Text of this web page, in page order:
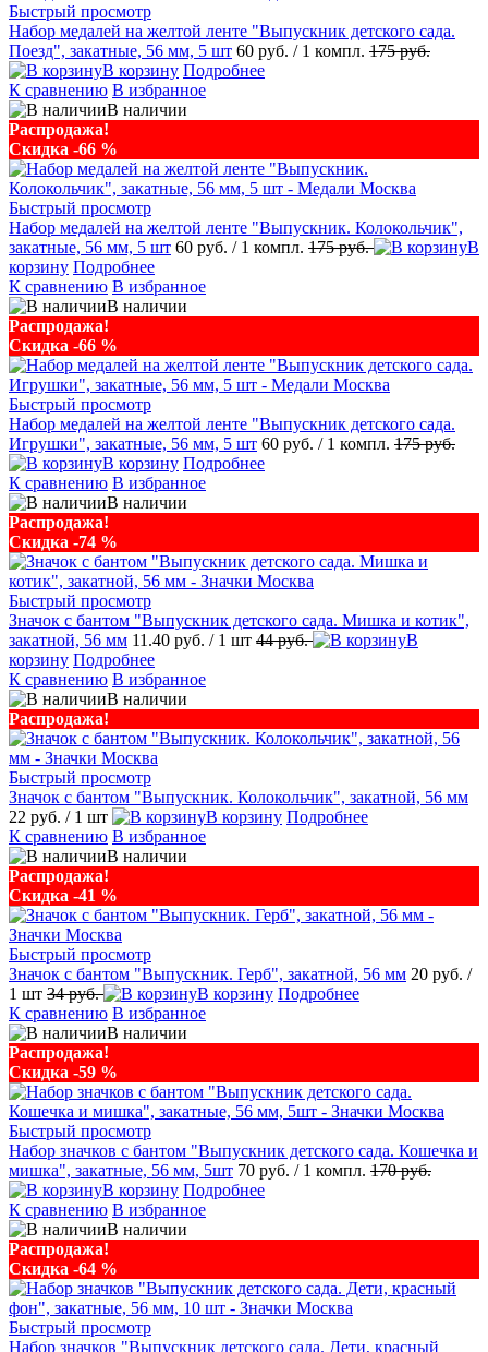
Быстрый просмотр
Набор медалей на желтой ленте "Выпускник детского сада.
Поезд", закатные, 56 мм, 5 шт 60 руб. / 1 компл. 175 руб.
В корзину Подробнее
К сравнению В избранное
В наличии
Распродажа!
Скидка -66 %
Быстрый просмотр
Набор медалей на желтой ленте "Выпускник. Колокольчик",
закатные, 56 мм, 5 шт 60 руб. / 1 компл. 175 руб.
В
корзину Подробнее
К сравнению В избранное
В наличии
Распродажа!
Скидка -66 %
Быстрый просмотр
Набор медалей на желтой ленте "Выпускник детского сада.
Игрушки", закатные, 56 мм, 5 шт 60 руб. / 1 компл. 175 руб.
В корзину Подробнее
К сравнению В избранное
В наличии
Распродажа!
Скидка -74 %
Быстрый просмотр
Значок с бантом "Выпускник детского сада. Мишка и котик",
закатной, 56 мм 11.40 руб. / 1 шт 44 руб.
В
корзину Подробнее
К сравнению В избранное
В наличии
Распродажа!
Быстрый просмотр
Значок с бантом "Выпускник. Колокольчик", закатной, 56 мм
22 руб. / 1 шт В корзину Подробнее
К сравнению В избранное
В наличии
Распродажа!
Скидка -41 %
Быстрый просмотр
Значок с бантом "Выпускник. Герб", закатной, 56 мм 20 руб. /
1 шт 34 руб. В корзину Подробнее
К сравнению В избранное
В наличии
Распродажа!
Скидка -59 %
Быстрый просмотр
Набор значков с бантом "Выпускник детского сада. Кошечка и
мишка", закатные, 56 мм, 5шт 70 руб. / 1 компл. 170 руб.
В корзину Подробнее
К сравнению В избранное
В наличии
Распродажа!
Скидка -64 %
Быстрый просмотр
Набор значков "Выпускник детского сада. Дети, красный